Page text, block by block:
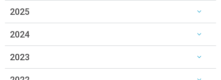
2025
2024
2023